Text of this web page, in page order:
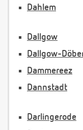
Dahlem
Dallgow
Dallgow-
Dammereez
Dannstadt
Darlingerode